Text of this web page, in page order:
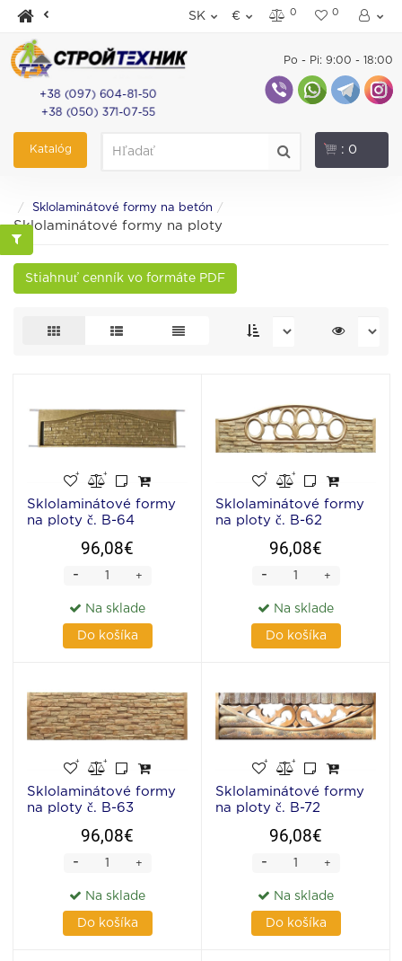
SK € 0 0
+38 (097) 604-81-50
+38 (050) 371-07-55
Po - Pi: 9:00 - 18:00
Katalóg : 0
Sklolaminátové formy na betón
Sklolaminátové formy na ploty
Stiahnuť cenník vo formáte PDF
Sklolaminátové formy
na ploty č. B-64
96,08€
+
-
Na sklade
Do košíka
Sklolaminátové formy
na ploty č. B-62
96,08€
+
-
Na sklade
Do košíka
Sklolaminátové formy
na ploty č. B-63
96,08€
+
-
Na sklade
Do košíka
Sklolaminátové formy
na ploty č. B-72
96,08€
+
-
Na sklade
Do košíka